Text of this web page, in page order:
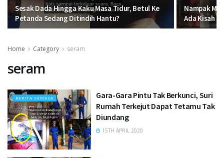
Sesak Dada Hingga Kaku Masa Tidur, Betul Ke
Petanda Sedang Ditindih Hantu?
Nampak
Ada Kisah
Home Category seram
seram
BERITA SEMASA
Gara-Gara Pintu Tak Berkunci, Suri
Rumah Terkejut Dapat Tetamu Tak
Diundang
15TH APRIL 2020